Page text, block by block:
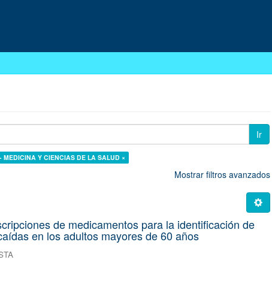
Ir
MEDICINA Y CIENCIAS DE LA SALUD ×
Mostrar filtros avanzados
de medicamentos para la identificación de
en los adultos mayores de 60 años